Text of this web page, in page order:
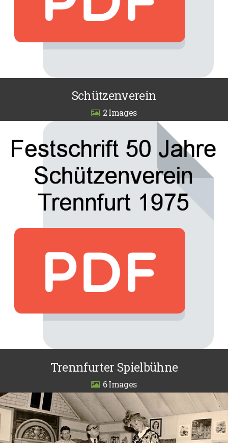
Schützenverein
2
Trennfurter Spielbühne
6